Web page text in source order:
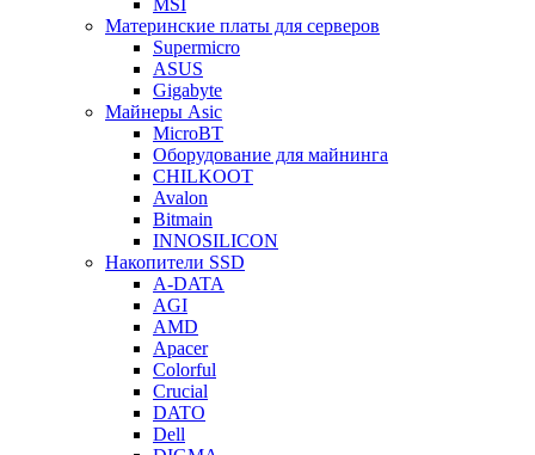
MSI
Материнские платы для серверов
Supermicro
ASUS
Gigabyte
Майнеры Asic
MicroBT
Оборудование для майнинга
CHILKOOT
Avalon
Bitmain
INNOSILICON
Накопители SSD
A-DATA
AGI
AMD
Apacer
Colorful
Crucial
DATO
Dell